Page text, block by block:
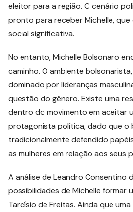
eleitor para a região. O cenário
pronto para receber Michelle,
social significativa.
No entanto, Michelle Bolsonaro
caminho. O ambiente
dominado por lideranças
questão do gênero. Existe uma
dentro do movimento em aceitar
protagonista política, dado que o
tradicionalmente defendido
as mulheres em relação aos seus
A análise de Leandro Consentino
possibilidades de Michelle formar
Tarcísio de Freitas. Ainda que